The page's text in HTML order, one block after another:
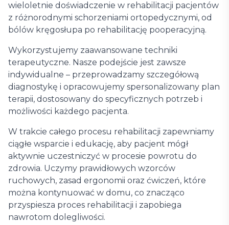
wieloletnie doświadczenie w rehabilitacji pacjentów
z różnorodnymi schorzeniami ortopedycznymi, od
bólów kręgosłupa po rehabilitację pooperacyjną.
Wykorzystujemy zaawansowane techniki
terapeutyczne. Nasze podejście jest zawsze
indywidualne – przeprowadzamy szczegółową
diagnostykę i opracowujemy spersonalizowany plan
terapii, dostosowany do specyficznych potrzeb i
możliwości każdego pacjenta.
W trakcie całego procesu rehabilitacji zapewniamy
ciągłe wsparcie i edukację, aby pacjent mógł
aktywnie uczestniczyć w procesie powrotu do
zdrowia. Uczymy prawidłowych wzorców
ruchowych, zasad ergonomii oraz ćwiczeń, które
można kontynuować w domu, co znacząco
przyspiesza proces rehabilitacji i zapobiega
nawrotom dolegliwości.